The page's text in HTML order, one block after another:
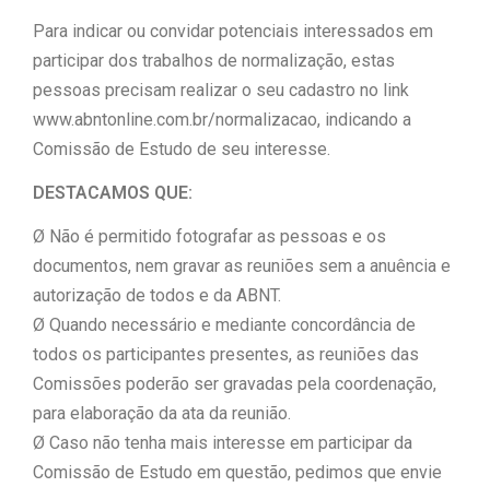
Para indicar ou convidar potenciais interessados em
participar dos trabalhos de normalização, estas
pessoas precisam realizar o seu cadastro no link
www.abntonline.com.br/normalizacao, indicando a
Comissão de Estudo de seu interesse.
DESTACAMOS QUE:
Ø Não é permitido fotografar as pessoas e os
documentos, nem gravar as reuniões sem a anuência e
autorização de todos e da ABNT.
Ø Quando necessário e mediante concordância de
todos os participantes presentes, as reuniões das
Comissões poderão ser gravadas pela coordenação,
para elaboração da ata da reunião.
Ø Caso não tenha mais interesse em participar da
Comissão de Estudo em questão, pedimos que envie